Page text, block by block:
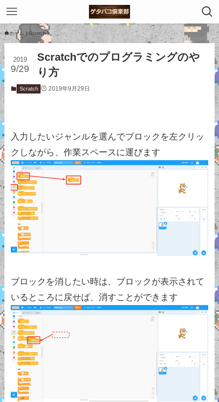
ホーム Scratch
Scratchでのプログラミングのや
り方
2019
9/29
Scratch 2019年9月29日
入力したいジャンルを選んでブロックを左クリッ
クしながら、作業スペースに運びます
ブロックを消したい時は、ブロックが表示されて
いるところに戻せば、消すことができます